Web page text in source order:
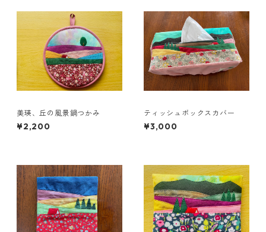
美瑛、丘の風景鍋つかみ
¥2,200
ティッシュボックスカバー
¥3,000